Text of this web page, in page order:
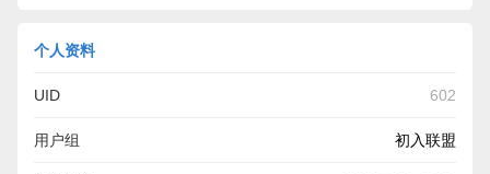
个人资料
UID 602
用户组 初入联盟